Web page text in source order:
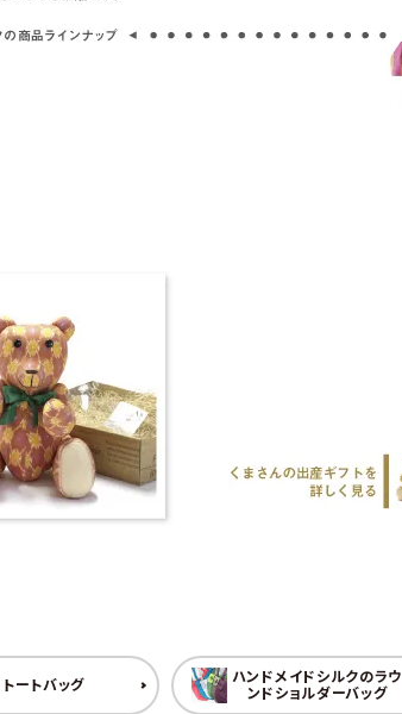
トートバッグ
ハンドメイドシルクのラウ
ンドショルダーバッグ